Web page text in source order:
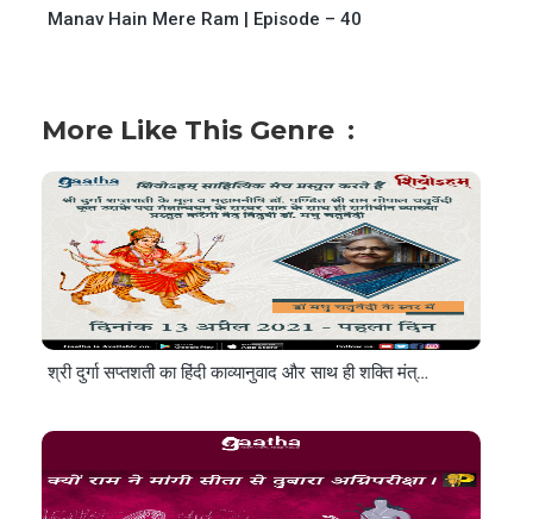
Manav Hain Mere Ram | Episode – 40
More Like This Genre
श्री दुर्गा सप्तशती का हिंदी काव्यानुवाद और साथ ही शक्ति मंत्रों की व्याख्या